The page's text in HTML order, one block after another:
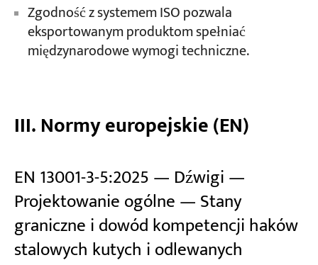
Zgodność z systemem ISO pozwala
eksportowanym produktom spełniać
międzynarodowe wymogi techniczne.
III. Normy europejskie (EN)
EN 13001-3-5:2025 — Dźwigi —
Projektowanie ogólne — Stany
graniczne i dowód kompetencji haków
stalowych kutych i odlewanych